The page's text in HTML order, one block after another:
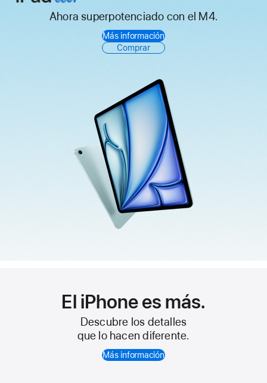
iPad Air
Ahora superpotenciado con el M4.
Más información
Comprar
El iPhonees más.
Descubre los detalles
que lo hacen diferente.
Más información